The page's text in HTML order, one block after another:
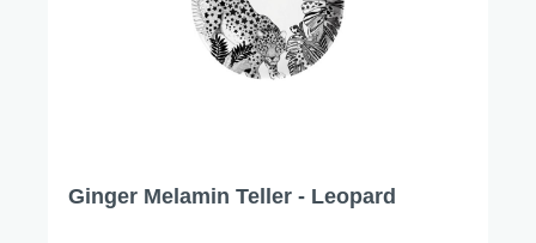
Ginger Melamin Teller - Leopard